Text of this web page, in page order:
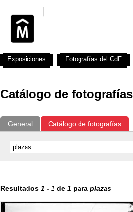
Catálogo de fotografías
General Catálogo de fotografías
Resultados 1 - 1 de 1 para plazas
Exposiciones Fotografías del CdF